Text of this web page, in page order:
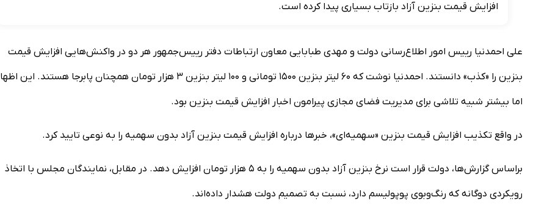
افزایش قیمت بنزین آزاد بازتاب بسیاری پیدا کرده است.
علی احمدنیا رییس امور اطلاع‌رسانی دولت و مهدی طبابایی معاون ارتباطات دفتر رییس‌جمهور هر دو در واکنش‌هایی افزایش قیمت
بنزین را «کذب» دانستند. احمدنیا نوشت که ۶۰ لیتر بنزین ۱۵۰۰ تومانی و ۱۰۰ لیتر بنزین ۳ هزار تومان همچنان پابرجا هستند.
اما بیشتر شبیه تلاشی برای مدیریت فضای مجازی پیرامون اخبار افزایش قیمت بنزین بود.
در واقع تکذیب افزایش قیمت بنزین «سهمیه‌ای»، خبر‌ها درباره افزایش قیمت بنزین آزاد بدون سهمیه را به نوعی تایید کرد.
براساس گزارش‌ها، دولت قرار است نرخ بنزین آزاد بدون سهمیه را به ۵ هزار تومان افزایش دهد. در مقابل، نمایندگان مجلس با اتخاذ
رویکردی دوگانه که رنگ‌وبوی پوپولیسم دارد، نسبت به تصمیم دولت هشدار داده‌اند.